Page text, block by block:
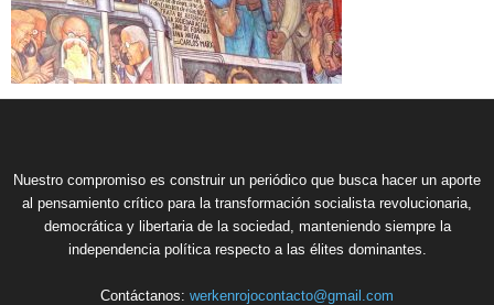
Nuestro compromiso es construir un periódico que busca hacer un aporte
al pensamiento crítico para la transformación socialista revolucionaria,
democrática y libertaria de la sociedad, manteniendo siempre la
independencia política respecto a las élites dominantes.
Contáctanos: werkenrojocontacto@gmail.com